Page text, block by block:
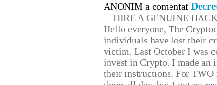
ANONIM a comentat
HIRE A GENUINE
Hello everyone, The
individuals have lost their
victim. Last October I was
invest in Crypto. I made
their instructions. For TWO